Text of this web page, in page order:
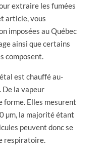
extraire les fumées
article, vous
imposées au Québec
ainsi que certains
composent.
est chauffé au-
De la vapeur
forme. Elles mesurent
µm, la majorité étant
peuvent donc se
respiratoire.